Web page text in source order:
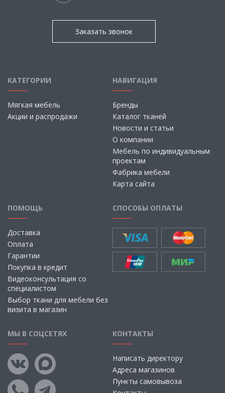
Заказать звонок
КАТЕГОРИИ
Мягкая мебель
Акции и распродажи
НАВИГАЦИЯ
Бренды
Каталог тканей
Новости и статьи
О компании
Мебель по индивидуальным
проектам
Фабрика мебели
Карта сайта
ПОМОЩЬ
Доставка
Оплата
Гарантии
Покупка в кредит
Видеоконсультация со
специалистом
Выбор ткани для мебели без
визита в магазин
СПОСОБЫ ОПЛАТЫ
МЫ В СОЦСЕТЯХ КОНТАКТЫ
Написать директору
Адреса магазинов
Пункты самовывоза